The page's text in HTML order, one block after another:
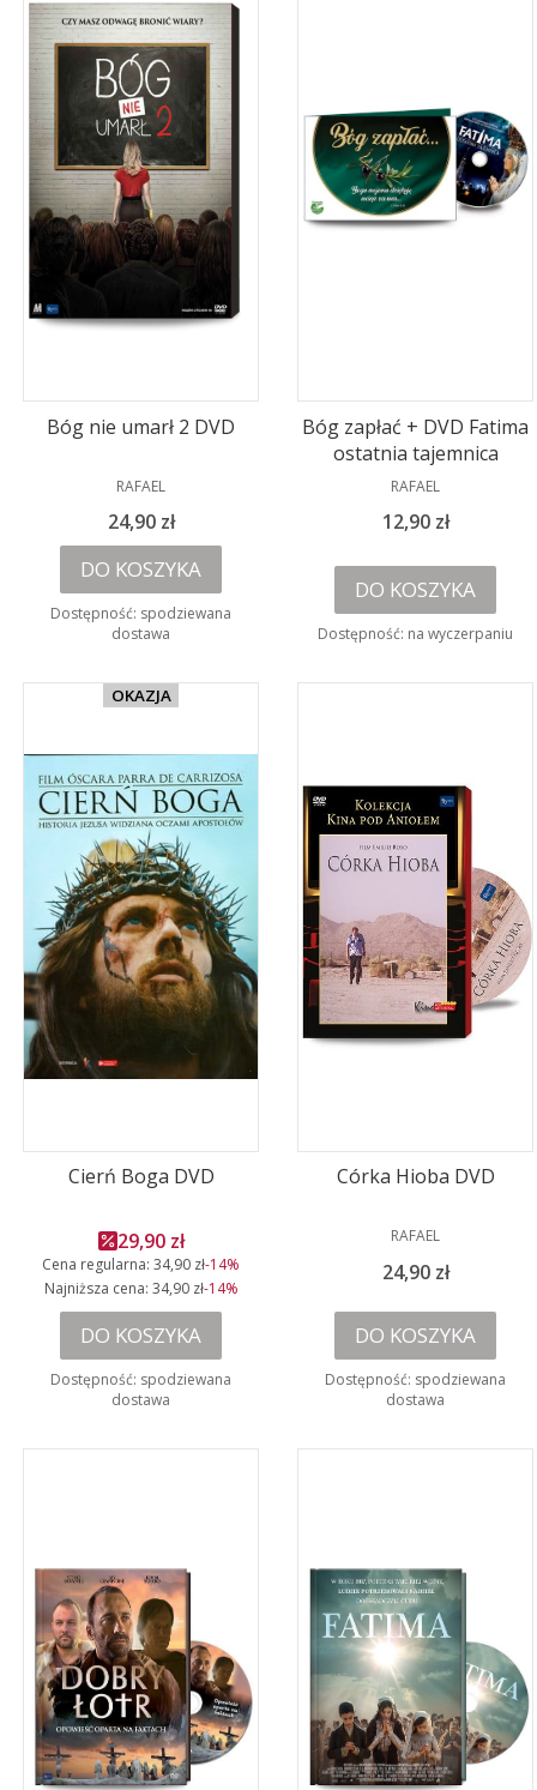
Bóg nie umarł 2 DVD
PRODUCENT
RAFAEL
Cena
24,90 zł
DO KOSZYKA
Dostępność: spodziewana
dostawa
Bóg zapłać + DVD Fatima
ostatnia tajemnica
PRODUCENT
RAFAEL
Cena
12,90 zł
DO KOSZYKA
Dostępność: na wyczerpaniu
OKAZJA
Cierń Boga DVD
Cena promocyjna
29,90 zł
Cena regularna: 34,90 zł-14%
Najniższa cena: 34,90 zł-14%
DO KOSZYKA
Dostępność: spodziewana
dostawa
Córka Hioba DVD
PRODUCENT
RAFAEL
Cena
24,90 zł
DO KOSZYKA
Dostępność: spodziewana
dostawa